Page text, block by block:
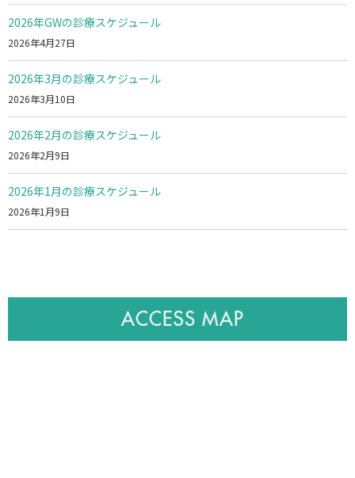
2026年GWの診療スケジュール
2026年4月27日
2026年3月の診療スケジュール
2026年3月10日
2026年2月の診療スケジュール
2026年2月9日
2026年1月の診療スケジュール
2026年1月9日